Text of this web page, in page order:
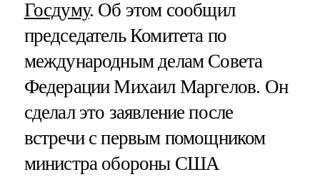
Госдуму. Об этом сообщил
председатель Комитета по
международным делам Совета
Федерации Михаил Маргелов. Он
сделал это заявление после
встречи с первым помощником
министра обороны США